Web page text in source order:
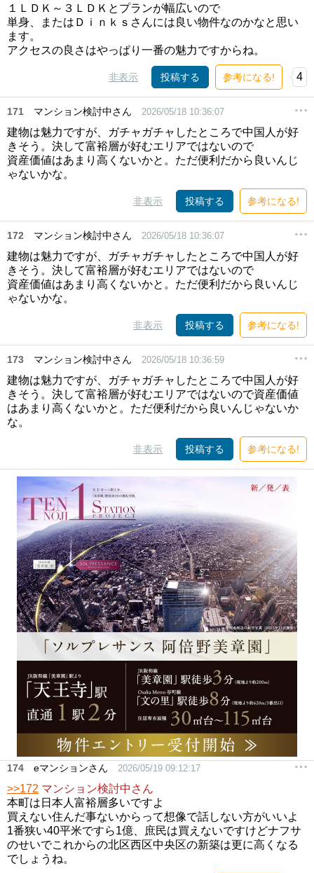
１ＬＤＫ～３ＬＤＫとプランが幅広いので
単身、またはＤｉｎｋｓさんには良い物件なのかなと思い
ます。
アクセスの良さはやっぱり一番の魅力ですからね。
非表示 投稿する 参考になる! 4
171 マンション検討中さん 2026/05/18 10:36:07
建物は魅力ですが、ガチャガチャしたところで中国人が好
きそう。決して富裕層が好むエリアではないので
資産価値はあまり高くないかと。ただ便利だから良いんじ
ゃないかな。
非表示 投稿する 参考になる!
172 マンション検討中さん 2026/05/18 10:36:07
建物は魅力ですが、ガチャガチャしたところで中国人が好
きそう。決して富裕層が好むエリアではないので
資産価値はあまり高くないかと。ただ便利だから良いんじ
ゃないかな。
非表示 投稿する 参考になる!
173 マンション検討中さん 2026/05/18 10:36:59
建物は魅力ですが、ガチャガチャしたところで中国人が好
きそう。決して富裕層が好むエリアではないので資産価値
はあまり高くないかと。ただ便利だから良いんじゃないか
な。
非表示 投稿する 参考になる!
174 eマンションさん 2026/05/19 09:12:17
>>172 マンション検討中さん
本町は日本人富裕層多いですよ
買えない住んだ事ないからって想像で話しない方がいいよ
1番狭い40平米ですら1億、庶民は買えないですけどナフサ
のせいでこれからの北区西区中央区の新築は更に高くなる
でしょうね。